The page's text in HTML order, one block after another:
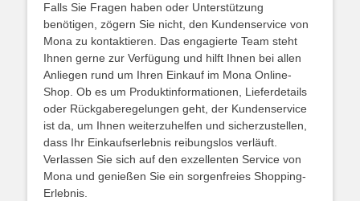
Falls Sie Fragen haben oder Unterstützung
benötigen, zögern Sie nicht, den Kundenservice von
Mona zu kontaktieren. Das engagierte Team steht
Ihnen gerne zur Verfügung und hilft Ihnen bei allen
Anliegen rund um Ihren Einkauf im Mona Online-
Shop. Ob es um Produktinformationen, Lieferdetails
oder Rückgaberegelungen geht, der Kundenservice
ist da, um Ihnen weiterzuhelfen und sicherzustellen,
dass Ihr Einkaufserlebnis reibungslos verläuft.
Verlassen Sie sich auf den exzellenten Service von
Mona und genießen Sie ein sorgenfreies Shopping-
Erlebnis.